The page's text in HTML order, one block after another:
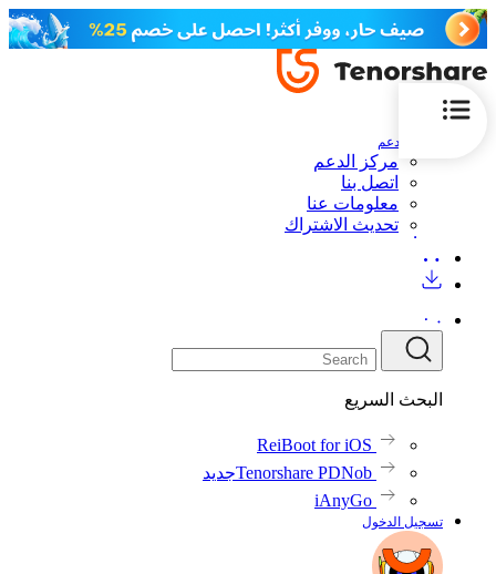
الدعم
مركز الدعم
اتصل بنا
معلومات عنا
تحديث الاشتراك
البحث السريع
ReiBoot for iOS
Tenorshare PDNobجديد
iAnyGo
تسجيل الدخول